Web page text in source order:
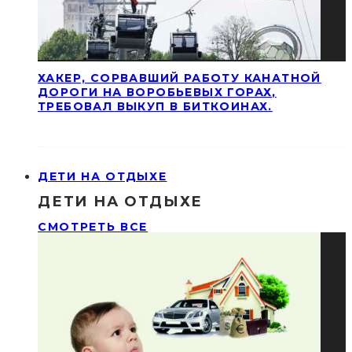
ХАКЕР, СОРВАВШИЙ РАБОТУ КАНАТНОЙ
ДОРОГИ НА ВОРОБЬЕВЫХ ГОРАХ,
ТРЕБОВАЛ ВЫКУП В БИТКОИНАХ.
ДЕТИ НА ОТДЫХЕ
ДЕТИ НА ОТДЫХЕ
СМОТРЕТЬ ВСЕ